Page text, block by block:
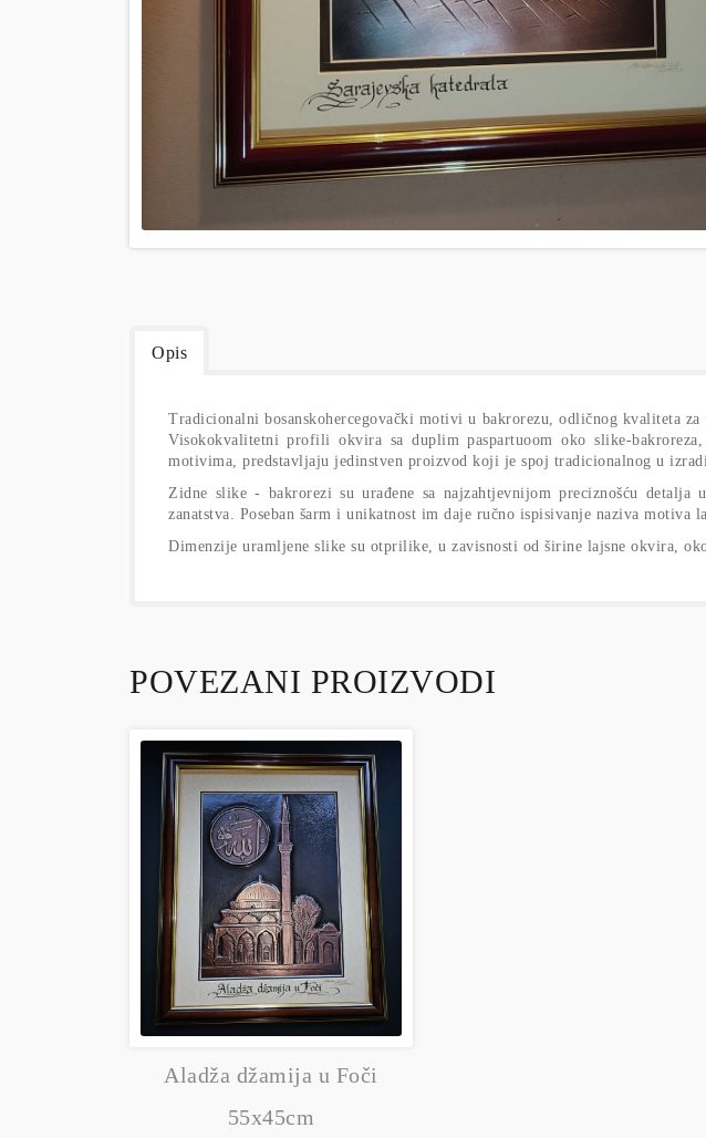
Opis
Tradicionalni bosanskohercegovački motivi u bakrorezu, odličnog kvaliteta
Visokokvalitetni profili okvira sa duplim paspartuoom oko slike-
motivima, predstavljaju jedinstven proizvod koji je spoj tradicionalnog u
Zidne slike - bakrorezi su urađene sa najzahtjevnijom preciznošću
zanatstva. Poseban šarm i unikatnost im daje ručno ispisivanje naziva motiva
Dimenzije uramljene slike su otprilike, u zavisnosti od širine lajsne okvira,
POVEZANI PROIZVODI
Aladža džamija u Foči
55x45cm